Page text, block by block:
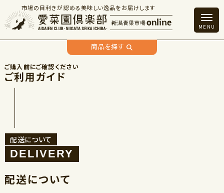
市場の目利きが認める美味しい逸品をお届けします
商品を探す
ご利用ガイド
配送について
配送について